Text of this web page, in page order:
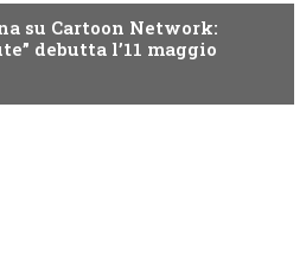
su Cartoon Network:
debutta l’11 maggio